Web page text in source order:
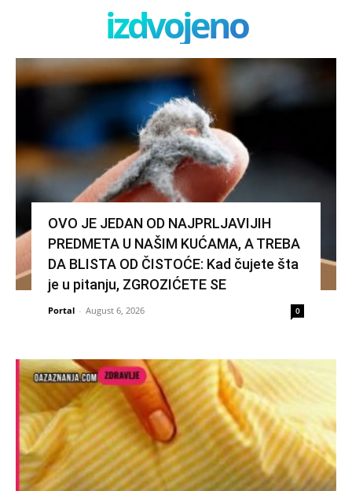
izdvojeno
OVO JE JEDAN OD NAJPRLJAVIJIH
PREDMETA U NAŠIM KUĆAMA, A TREBA
DA BLISTA OD ČISTOĆE: Kad čujete šta
je u pitanju, ZGROZIĆETE SE
Portal - August 6, 2026 0